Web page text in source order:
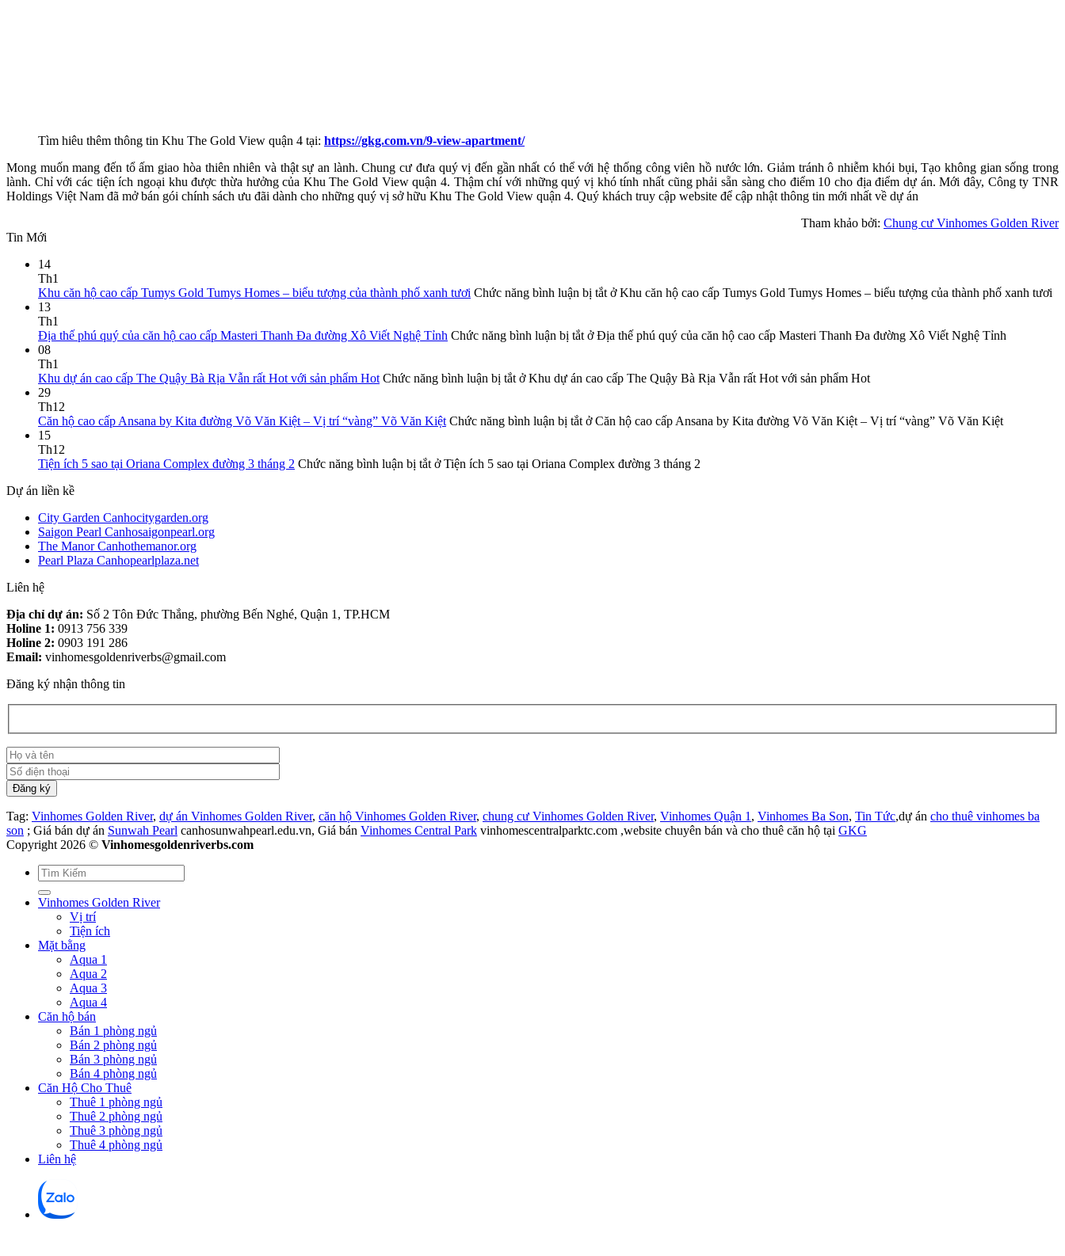
Tìm hiêu thêm thông tin Khu The Gold View quận 4 tại: https://gkg.com.vn/9-view-apartment/
Mong muốn mang đến tổ ấm giao hòa thiên nhiên và thật sự an lành. Chung cư đưa quý vị đến gần nhất có thể với hệ thống công viên hồ nước lớn. Giảm tránh ô nhiễm khói bụi, Tạo không gian sống trong
lành. Chỉ với các tiện ích ngoại khu được thừa hưởng của Khu The Gold View quận 4. Thậm chí với những quý vị khó tính nhất cũng phải sẵn sàng cho điểm 10 cho địa điểm dự án. Mới đây, Công ty TNR
Holdings Việt Nam đã mở bán gói chính sách ưu đãi dành cho những quý vị sở hữu Khu The Gold View quận 4. Quý khách truy cập website để cập nhật thông tin mới nhất về dự án
Tham khảo bởi: Chung cư Vinhomes Golden River
Tin Mới
14
Th1
Khu căn hộ cao cấp Tumys Gold Tumys Homes – biểu tượng của thành phố xanh tươi Chức năng bình luận bị tắt ở Khu căn hộ cao cấp Tumys Gold Tumys Homes – biểu tượng của thành phố xanh tươi
13
Th1
Địa thế phú quý của căn hộ cao cấp Masteri Thanh Đa đường Xô Viết Nghệ Tỉnh Chức năng bình luận bị tắt ở Địa thế phú quý của căn hộ cao cấp Masteri Thanh Đa đường Xô Viết Nghệ Tỉnh
08
Th1
Khu dự án cao cấp The Quậy Bà Rịa Vẫn rất Hot với sản phẩm Hot Chức năng bình luận bị tắt ở Khu dự án cao cấp The Quậy Bà Rịa Vẫn rất Hot với sản phẩm Hot
29
Th12
Căn hộ cao cấp Ansana by Kita đường Võ Văn Kiệt – Vị trí “vàng” Võ Văn Kiệt Chức năng bình luận bị tắt ở Căn hộ cao cấp Ansana by Kita đường Võ Văn Kiệt – Vị trí “vàng” Võ Văn Kiệt
15
Th12
Tiện ích 5 sao tại Oriana Complex đường 3 tháng 2 Chức năng bình luận bị tắt ở Tiện ích 5 sao tại Oriana Complex đường 3 tháng 2
Dự án liền kề
City Garden Canhocitygarden.org
Saigon Pearl Canhosaigonpearl.org
The Manor Canhothemanor.org
Pearl Plaza Canhopearlplaza.net
Liên hệ
Địa chỉ dự án: Số 2 Tôn Đức Thắng, phường Bến Nghé, Quận 1, TP.HCM
Holine 1: 0913 756 339
Holine 2: 0903 191 286
Email: vinhomesgoldenriverbs@gmail.com
Đăng ký nhận thông tin
Tag: Vinhomes Golden River, dự án Vinhomes Golden River, căn hộ Vinhomes Golden River, chung cư Vinhomes Golden River, Vinhomes Quận 1 , Vinhomes Ba Son, Tin Tức,dự án cho thuê vinhomes ba
son ; Giá bán dự án Sunwah Pearl canhosunwahpearl.edu.vn, Giá bán Vinhomes Central Park vinhomescentralparktc.com ,website chuyên bán và cho thuê căn hộ tại GKG
Copyright 2026 © Vinhomesgoldenriverbs.com
Vinhomes Golden River
Vị trí
Tiện ích
Mặt bằng
Aqua 1
Aqua 2
Aqua 3
Aqua 4
Căn hộ bán
Bán 1 phòng ngủ
Bán 2 phòng ngủ
Bán 3 phòng ngủ
Bán 4 phòng ngủ
Căn Hộ Cho Thuê
Thuê 1 phòng ngủ
Thuê 2 phòng ngủ
Thuê 3 phòng ngủ
Thuê 4 phòng ngủ
Liên hệ